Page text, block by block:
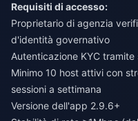
Requisiti di accesso:
Proprietario di agenzia
d'identità governativo
Autenticazione KYC
Minimo 10 host attivi con
sessioni a settimana
Versione dell'app 2.9.6+